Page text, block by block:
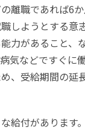
離職であれば6か
しようとする意
力があること、
気などですぐに
、受給期間の延
給付があります。